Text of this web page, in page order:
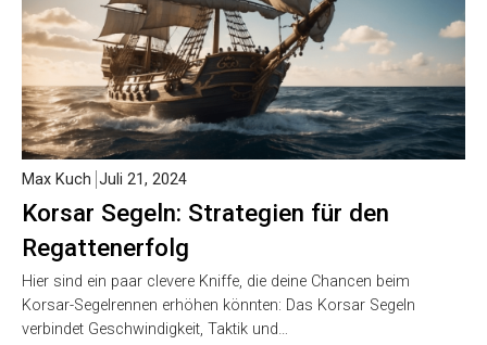
Korsar Segeln: Strategien für den
Regattenerfolg
Max Kuch Juli 21, 2024
Hier sind ein paar clevere Kniffe, die deine Chancen beim
Korsar-Segelrennen erhöhen könnten: Das Korsar Segeln
verbindet Geschwindigkeit, Taktik und…